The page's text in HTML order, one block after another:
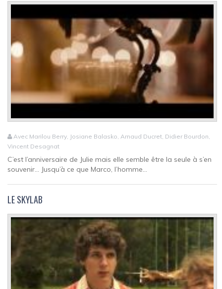
Avec Marilou Berry, Josiane Balasko, Arnaud Ducret, Didier Bourdon,
Vincent Desagnat
C’est l’anniversaire de Julie mais elle semble être la seule à s’en
souvenir… Jusqu’à ce que Marco, l’homme...
LE SKYLAB